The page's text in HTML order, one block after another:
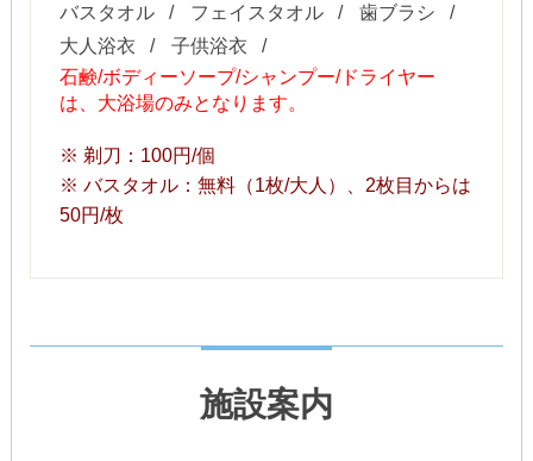
バスタオル
フェイスタオル
歯ブラシ
大人浴衣
子供浴衣
石鹸/ボディーソープ/シャンプー/ドライヤー
は、大浴場のみとなります。
※ 剃刀：100円/個
※ バスタオル：無料（1枚/大人）、2枚目からは
50円/枚
施設案内